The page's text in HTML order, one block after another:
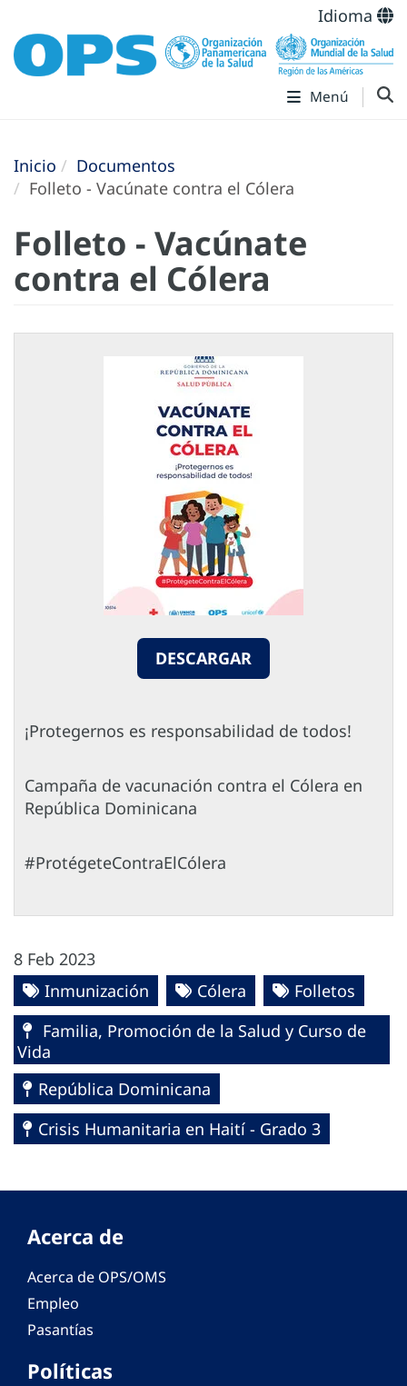
Idioma
Menú
Inicio
Documentos
Folleto - Vacúnate contra el Cólera
Folleto - Vacúnate
contra el Cólera
DESCARGAR
¡Protegernos es responsabilidad de todos!
Campaña de vacunación contra el Cólera en
República Dominicana
#ProtégeteContraElCólera
8 Feb 2023
Inmunización
Cólera
Folletos
Familia, Promoción de la Salud y Curso de
Vida
República Dominicana
Crisis Humanitaria en Haití - Grado 3
Acerca de
Acerca de OPS/OMS
Empleo
Pasantías
Políticas